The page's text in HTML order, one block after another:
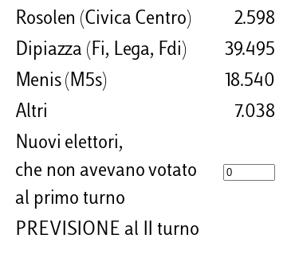
Rosolen (Civica Centro)
2.598
Dipiazza (Fi, Lega, Fdi)
39.495
Menis (M5s)
18.540
Altri
7.038
Nuovi elettori,
che non avevano votato
al primo turno
PREVISIONE al II turno